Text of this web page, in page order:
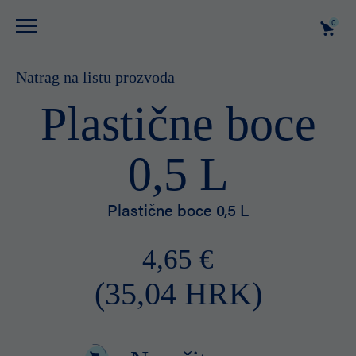
0
Natrag na listu prozvoda
Plastične boce
0,5 L
Plastične boce 0,5 L
4,65 €
(35,04 HRK)